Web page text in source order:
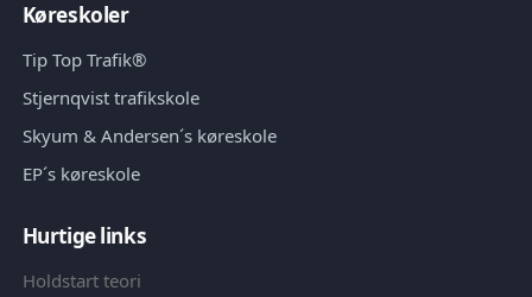
Køreskoler
Tip Top Trafik®
Stjernqvist trafikskole
Skyum & Andersen´s køreskole
EP´s køreskole
Hurtige links
Holdstart teori